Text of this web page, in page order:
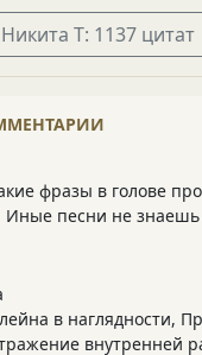
Никита Т: 1137 цитат
фразы в голове
Иные песни не
в наглядности,
внутренней